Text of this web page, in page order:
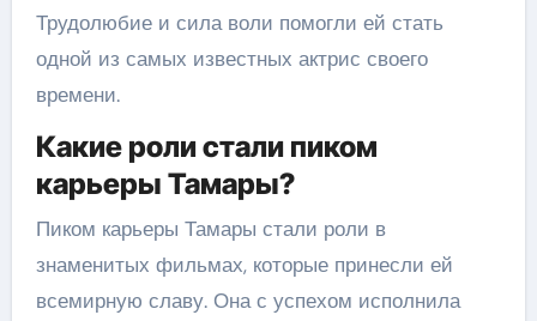
Трудолюбие и сила воли помогли ей стать
одной из самых известных актрис своего
времени.
Какие роли стали пиком
карьеры Тамары?
Пиком карьеры Тамары стали роли в
знаменитых фильмах, которые принесли ей
всемирную славу. Она с успехом исполнила